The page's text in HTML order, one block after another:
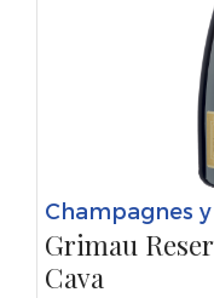
Champagnes y
Grimau
Cava